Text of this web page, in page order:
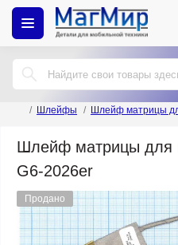
Шлейфы Шлейф матрицы
Шлейф матрицы для
G6-2026er
Продано